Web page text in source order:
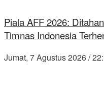
Piala AFF 2026:
Timnas Indonesia
Jumat, 7 Agustus 2026 /